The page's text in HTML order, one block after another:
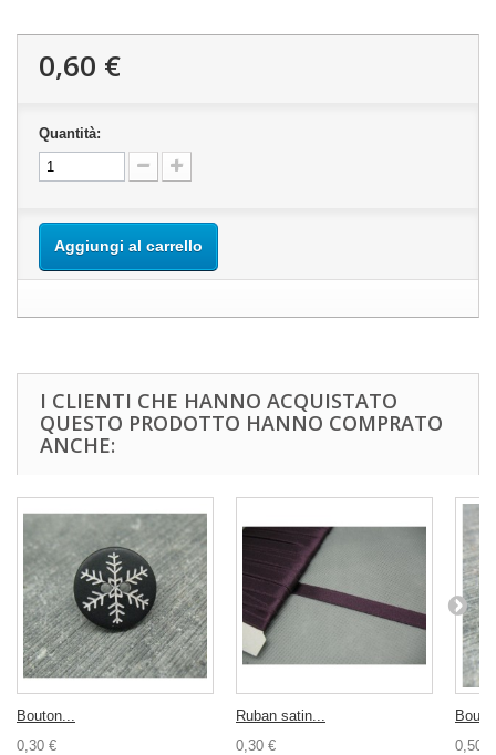
0,60 €
Quantità:
Aggiungi al carrello
I CLIENTI CHE HANNO ACQUISTATO
QUESTO PRODOTTO HANNO COMPRATO
ANCHE:
Bouton...
0,30 €
Ruban satin...
0,30 €
0,50 €